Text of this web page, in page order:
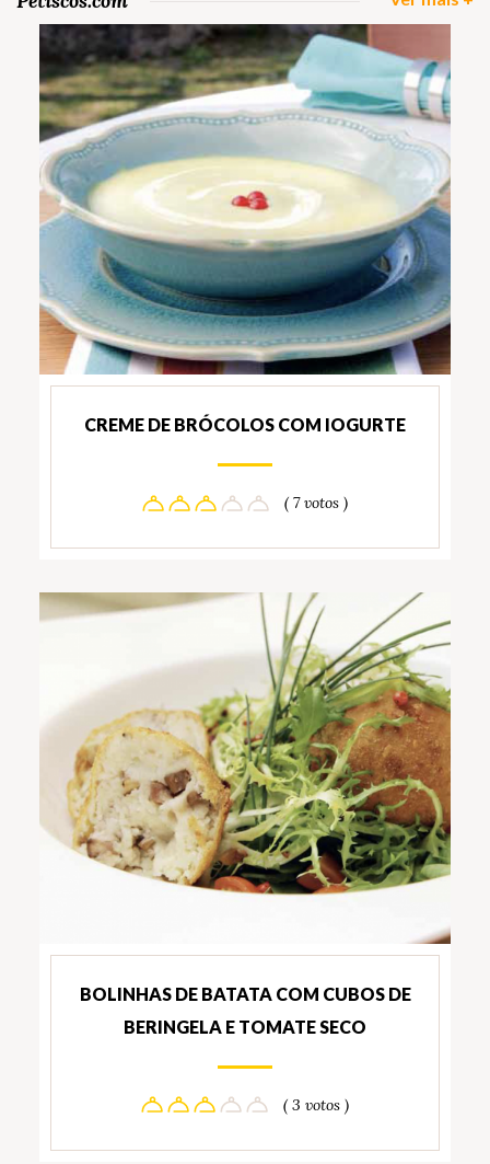
CREME DE BRÓCOLOS COM IOGURTE
( 7 votos )
BOLINHAS DE BATATA COM CUBOS DE
BERINGELA E TOMATE SECO
( 3 votos )